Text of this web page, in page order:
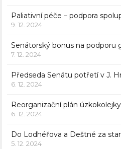
Paliativní péče – podpora
9. 12. 2024
Senátorský bonus na
7. 12. 2024
Předseda Senátu potřetí v J.
6. 12. 2024
Reorganizační plán
6. 12. 2024
Do Lodhéřova a Deštné za
5. 12. 2024